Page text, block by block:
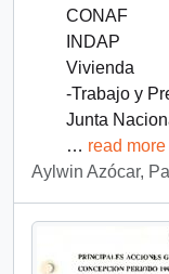
CONAF
INDAP
Vivienda
-Trabajo y
Junta
… read more
Aylwin Azócar,